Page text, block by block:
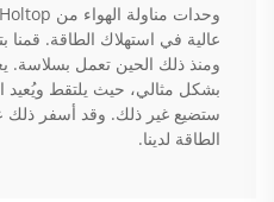
عالية في استهلاك الطاقة. قمنا
ومنذ ذلك الحين تعمل بسلاسة.
بشكل مثالي، حيث يلتقط ويُعيد
ستضيع غير ذلك. وقد أسفر ذلك
الطاقة لدينا.